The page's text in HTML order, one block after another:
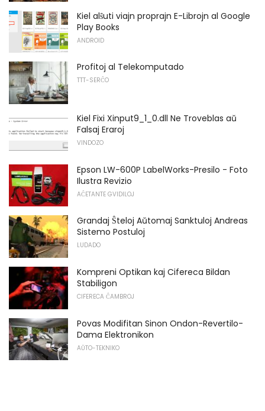
Kiel alŝuti viajn proprajn E-Librojn al Google
Play Books
ANDROID
Profitoj al Telekomputado
TTT-SERĈO
Kiel Fixi Xinput9_1_0.dll Ne Troveblas aŭ
Falsaj Eraroj
VINDOZO
Epson LW-600P LabelWorks-Presilo - Foto
Ilustra Revizio
AĈETANTE GVIDILOJ
Grandaj Ŝteloj Aŭtomaj Sanktuloj Andreas
Sistemo Postuloj
LUDADO
Kompreni Optikan kaj Cifereca Bildan
Stabiligon
CIFERECA ĈAMBROJ
Povas Modifitan Sinon Ondon-Revertilo-
Dama Elektronikon
AŬTO-TEKNIKO